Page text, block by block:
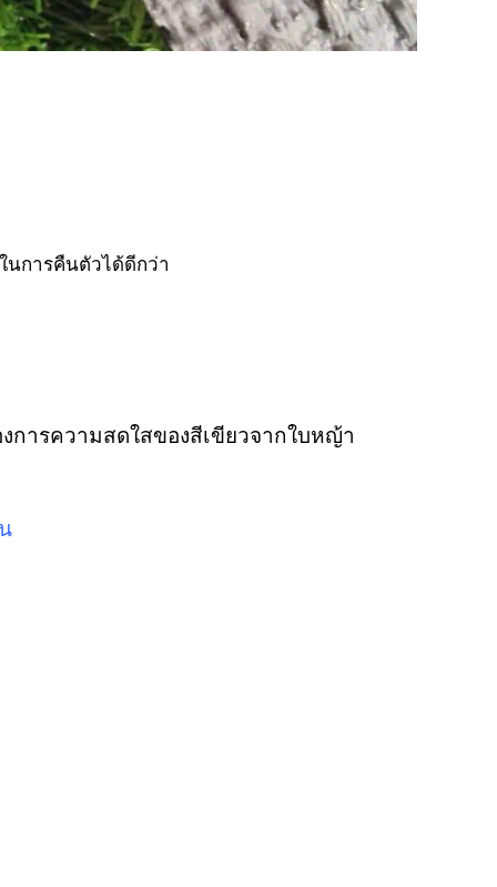
นการคืนตัวได้ดีกว่า
การความสดใสของสีเขียวจากใบหญ้า